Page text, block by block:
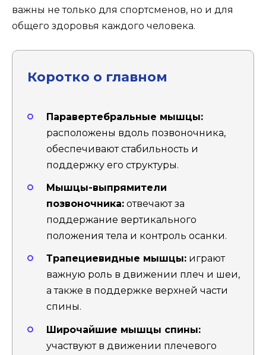
важны не только для спортсменов, но и для
общего здоровья каждого человека.
Коротко о главном
Паравертебральные мышцы:
расположены вдоль позвоночника,
обеспечивают стабильность и
поддержку его структуры.
Мышцы-выпрямители
позвоночника: отвечают за
поддержание вертикального
положения тела и контроль осанки.
Трапециевидные мышцы: играют
важную роль в движении плеч и шеи,
а также в поддержке верхней части
спины.
Широчайшие мышцы спины:
участвуют в движении плечевого